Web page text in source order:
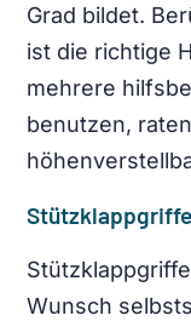
Grad bildet.
ist die richtige
mehrere
benutzen,
Stützklappgriffe
Wunsch